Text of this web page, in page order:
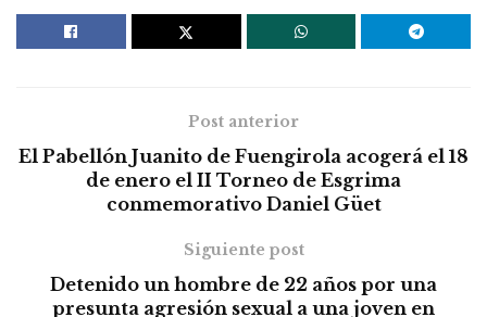
Post anterior
El Pabellón Juanito de Fuengirola acogerá el 18
de enero el II Torneo de Esgrima
conmemorativo Daniel Güet
Siguiente post
Detenido un hombre de 22 años por una
presunta agresión sexual a una joven en